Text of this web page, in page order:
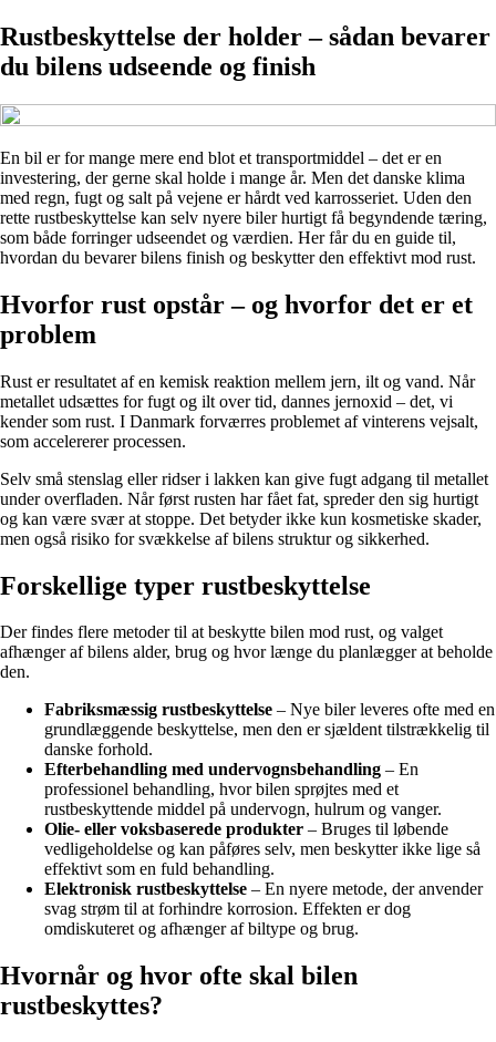
Rustbeskyttelse der holder – sådan bevarer
du bilens udseende og finish
En bil er for mange mere end blot et transportmiddel – det er en
investering, der gerne skal holde i mange år. Men det danske klima
med regn, fugt og salt på vejene er hårdt ved karrosseriet. Uden den
rette rustbeskyttelse kan selv nyere biler hurtigt få begyndende tæring,
som både forringer udseendet og værdien. Her får du en guide til,
hvordan du bevarer bilens finish og beskytter den effektivt mod rust.
Hvorfor rust opstår – og hvorfor det er et
problem
Rust er resultatet af en kemisk reaktion mellem jern, ilt og vand. Når
metallet udsættes for fugt og ilt over tid, dannes jernoxid – det, vi
kender som rust. I Danmark forværres problemet af vinterens vejsalt,
som accelererer processen.
Selv små stenslag eller ridser i lakken kan give fugt adgang til metallet
under overfladen. Når først rusten har fået fat, spreder den sig hurtigt
og kan være svær at stoppe. Det betyder ikke kun kosmetiske skader,
men også risiko for svækkelse af bilens struktur og sikkerhed.
Forskellige typer rustbeskyttelse
Der findes flere metoder til at beskytte bilen mod rust, og valget
afhænger af bilens alder, brug og hvor længe du planlægger at beholde
den.
Fabriksmæssig rustbeskyttelse – Nye biler leveres ofte med en
grundlæggende beskyttelse, men den er sjældent tilstrækkelig til
danske forhold.
Efterbehandling med undervognsbehandling – En
professionel behandling, hvor bilen sprøjtes med et
rustbeskyttende middel på undervogn, hulrum og vanger.
Olie- eller voksbaserede produkter – Bruges til løbende
vedligeholdelse og kan påføres selv, men beskytter ikke lige så
effektivt som en fuld behandling.
Elektronisk rustbeskyttelse – En nyere metode, der anvender
svag strøm til at forhindre korrosion. Effekten er dog
omdiskuteret og afhænger af biltype og brug.
Hvornår og hvor ofte skal bilen
rustbeskyttes?